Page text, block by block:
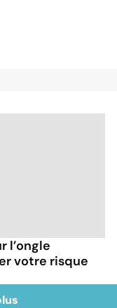
l’ongle
votre risque